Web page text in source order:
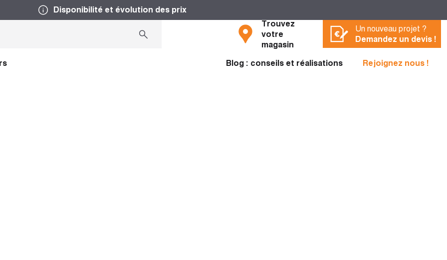
Disponibilité et évolution des prix
Trouvez
votre
magasin
Un nouveau projet ?
Demandez un devis !
Blog : conseils et réalisations Rejoignez nous !